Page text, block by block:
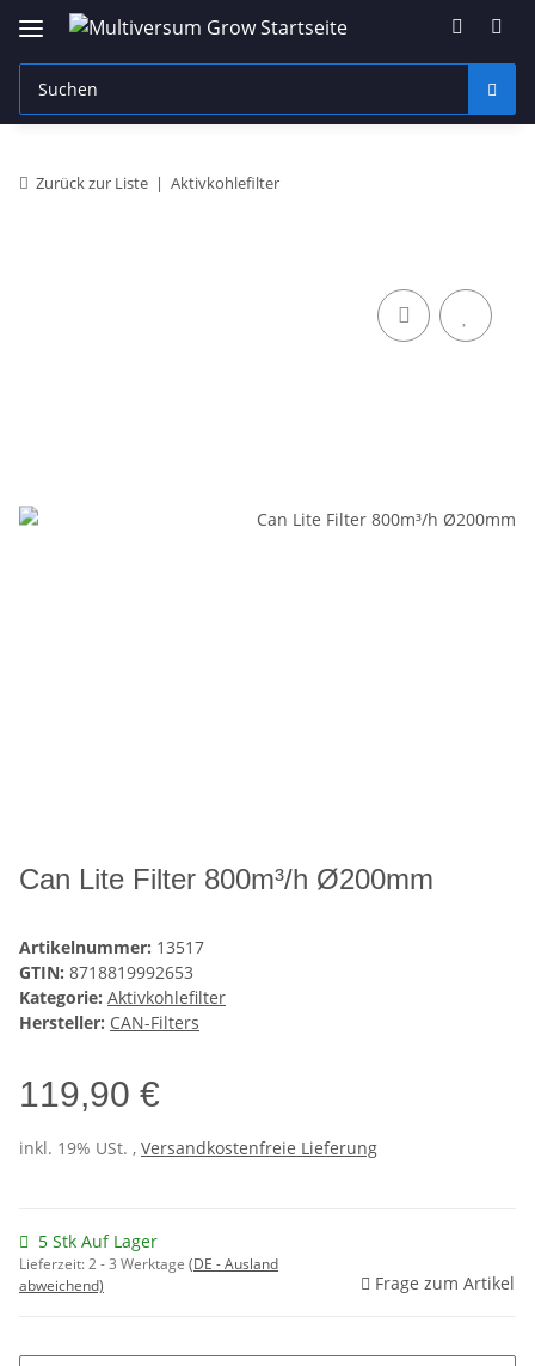
Zurück zur Liste Aktivkohlefilter
Can Lite Filter 800m³/h Ø200mm
Artikelnummer: 13517
GTIN: 8718819992653
Kategorie: Aktivkohlefilter
Hersteller: CAN-Filters
119,90 €
inkl. 19% USt. , Versandkostenfreie Lieferung
5 Stk Auf Lager
Lieferzeit:2 - 3 Werktage (DE - Ausland
abweichend)
Frage zum Artikel